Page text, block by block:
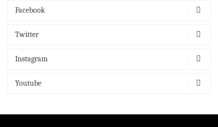
Facebook
Twitter
Instagram
Youtube